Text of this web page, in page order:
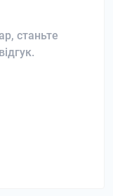
станьте